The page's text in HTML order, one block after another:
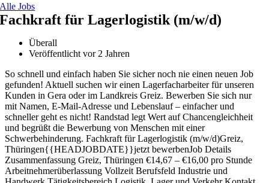
Alle Jobs
Fachkraft für Lagerlogistik (m/w/d)
Überall
Veröffentlicht vor 2 Jahren
So schnell und einfach haben Sie sicher noch nie einen neuen Job
gefunden! Aktuell suchen wir einen Lagerfacharbeiter für unseren
Kunden in Gera oder im Landkreis Greiz. Bewerben Sie sich nur
mit Namen, E-Mail-Adresse und Lebenslauf – einfacher und
schneller geht es nicht! Randstad legt Wert auf Chancengleichheit
und begrüßt die Bewerbung von Menschen mit einer
Schwerbehinderung. Fachkraft für Lagerlogistik (m/w/d)Greiz,
Thüringen{{HEADJOBDATE}}jetzt bewerbenJob Details
Zusammenfassung Greiz, Thüringen €14,67 – €16,00 pro Stunde
Arbeitnehmerüberlassung Vollzeit Berufsfeld Industrie und